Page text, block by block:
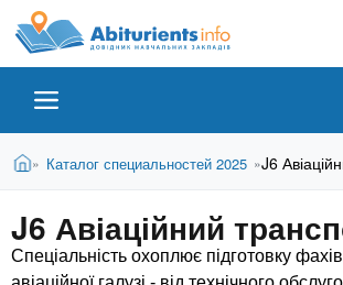
A
b
i
t
п
р
в
о
н
и
Абитуриенту
Вузы
В
д
е
с
Главная
» Каталог специальностей 2025 »J6
J6 Авіаційний
Спеціальність охоплює підготовку